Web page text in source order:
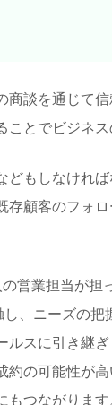
談を通じて
とでビジネス
もしなけれ
顧客のフォ
営業担当が担
、ニーズの
スに引き継
の可能性が
つながります